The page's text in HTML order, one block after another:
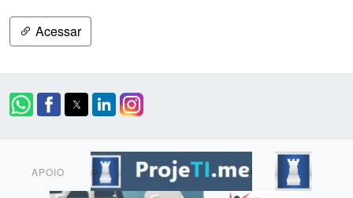
Acessar
APOIO